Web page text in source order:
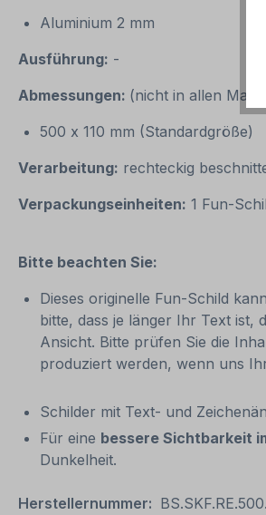
Aluminium 2 mm
Ausführung: -
Abmessungen: (nicht in allen
500 x 110 mm (Standardgröße)
Verarbeitung: rechteckig
Verpackungseinheiten: 1 Fun-
Bitte beachten Sie:
Dieses originelle Fun-Schild
bitte, dass je länger Ihr Text
Ansicht. Bitte prüfen Sie die
produziert werden, wenn uns
Schilder mit Text- und
Für eine bessere Sichtbarkeit
Dunkelheit.
Herstellernummer: